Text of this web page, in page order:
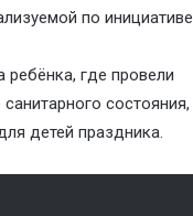
по инициативе
ребёнка, где провели
состояния,
детей праздника.